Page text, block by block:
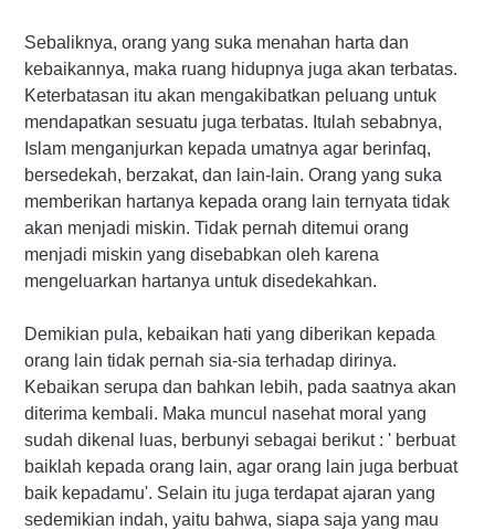
Sebaliknya, orang yang suka menahan harta dan
kebaikannya, maka ruang hidupnya juga akan terbatas.
Keterbatasan itu akan mengakibatkan peluang untuk
mendapatkan sesuatu juga terbatas. Itulah sebabnya,
Islam menganjurkan kepada umatnya agar berinfaq,
bersedekah, berzakat, dan lain-lain. Orang yang suka
memberikan hartanya kepada orang lain ternyata tidak
akan menjadi miskin. Tidak pernah ditemui orang
menjadi miskin yang disebabkan oleh karena
mengeluarkan hartanya untuk disedekahkan.
Demikian pula, kebaikan hati yang diberikan kepada
orang lain tidak pernah sia-sia terhadap dirinya.
Kebaikan serupa dan bahkan lebih, pada saatnya akan
diterima kembali. Maka muncul nasehat moral yang
sudah dikenal luas, berbunyi sebagai berikut : ' berbuat
baiklah kepada orang lain, agar orang lain juga berbuat
baik kepadamu'. Selain itu juga terdapat ajaran yang
sedemikian indah, yaitu bahwa, siapa saja yang mau